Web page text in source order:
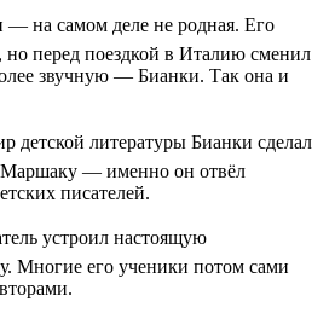
на самом деле не родная. Его
перед поездкой в Италию сменил
звучную — Бианки. Так она и
детской литературы Бианки сделал
Маршаку — именно он отвёл
писателей.
устроил настоящую
Многие его ученики потом сами